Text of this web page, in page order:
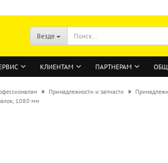
Везде
КЛИЕНТАМ ПАРТНЕРАМ
» Принадлежности и запчасти »
1080 мм